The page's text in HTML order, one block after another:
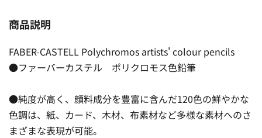
商品説明
FABER-CASTELL Polychromos artists' colour pencils
●ファーバーカステル ポリクロモス色鉛筆
●純度が高く、顔料成分を豊富に含んだ120色の鮮やかな
色調は、紙、カード、木材、布素材など多様な素材へのさ
まざまな表現が可能。